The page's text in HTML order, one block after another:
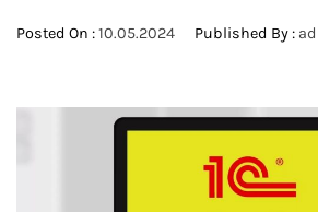
Posted On :10.05.2024 Published By :